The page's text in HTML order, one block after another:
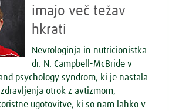
imajo več težav
hkrati
Nevrologinja in nutricionistka
dr. N. Campbell-McBride v
psychology syndrom, ki je nastala
otrok z avtizmom,
ugotovitve, ki so nam lahko v